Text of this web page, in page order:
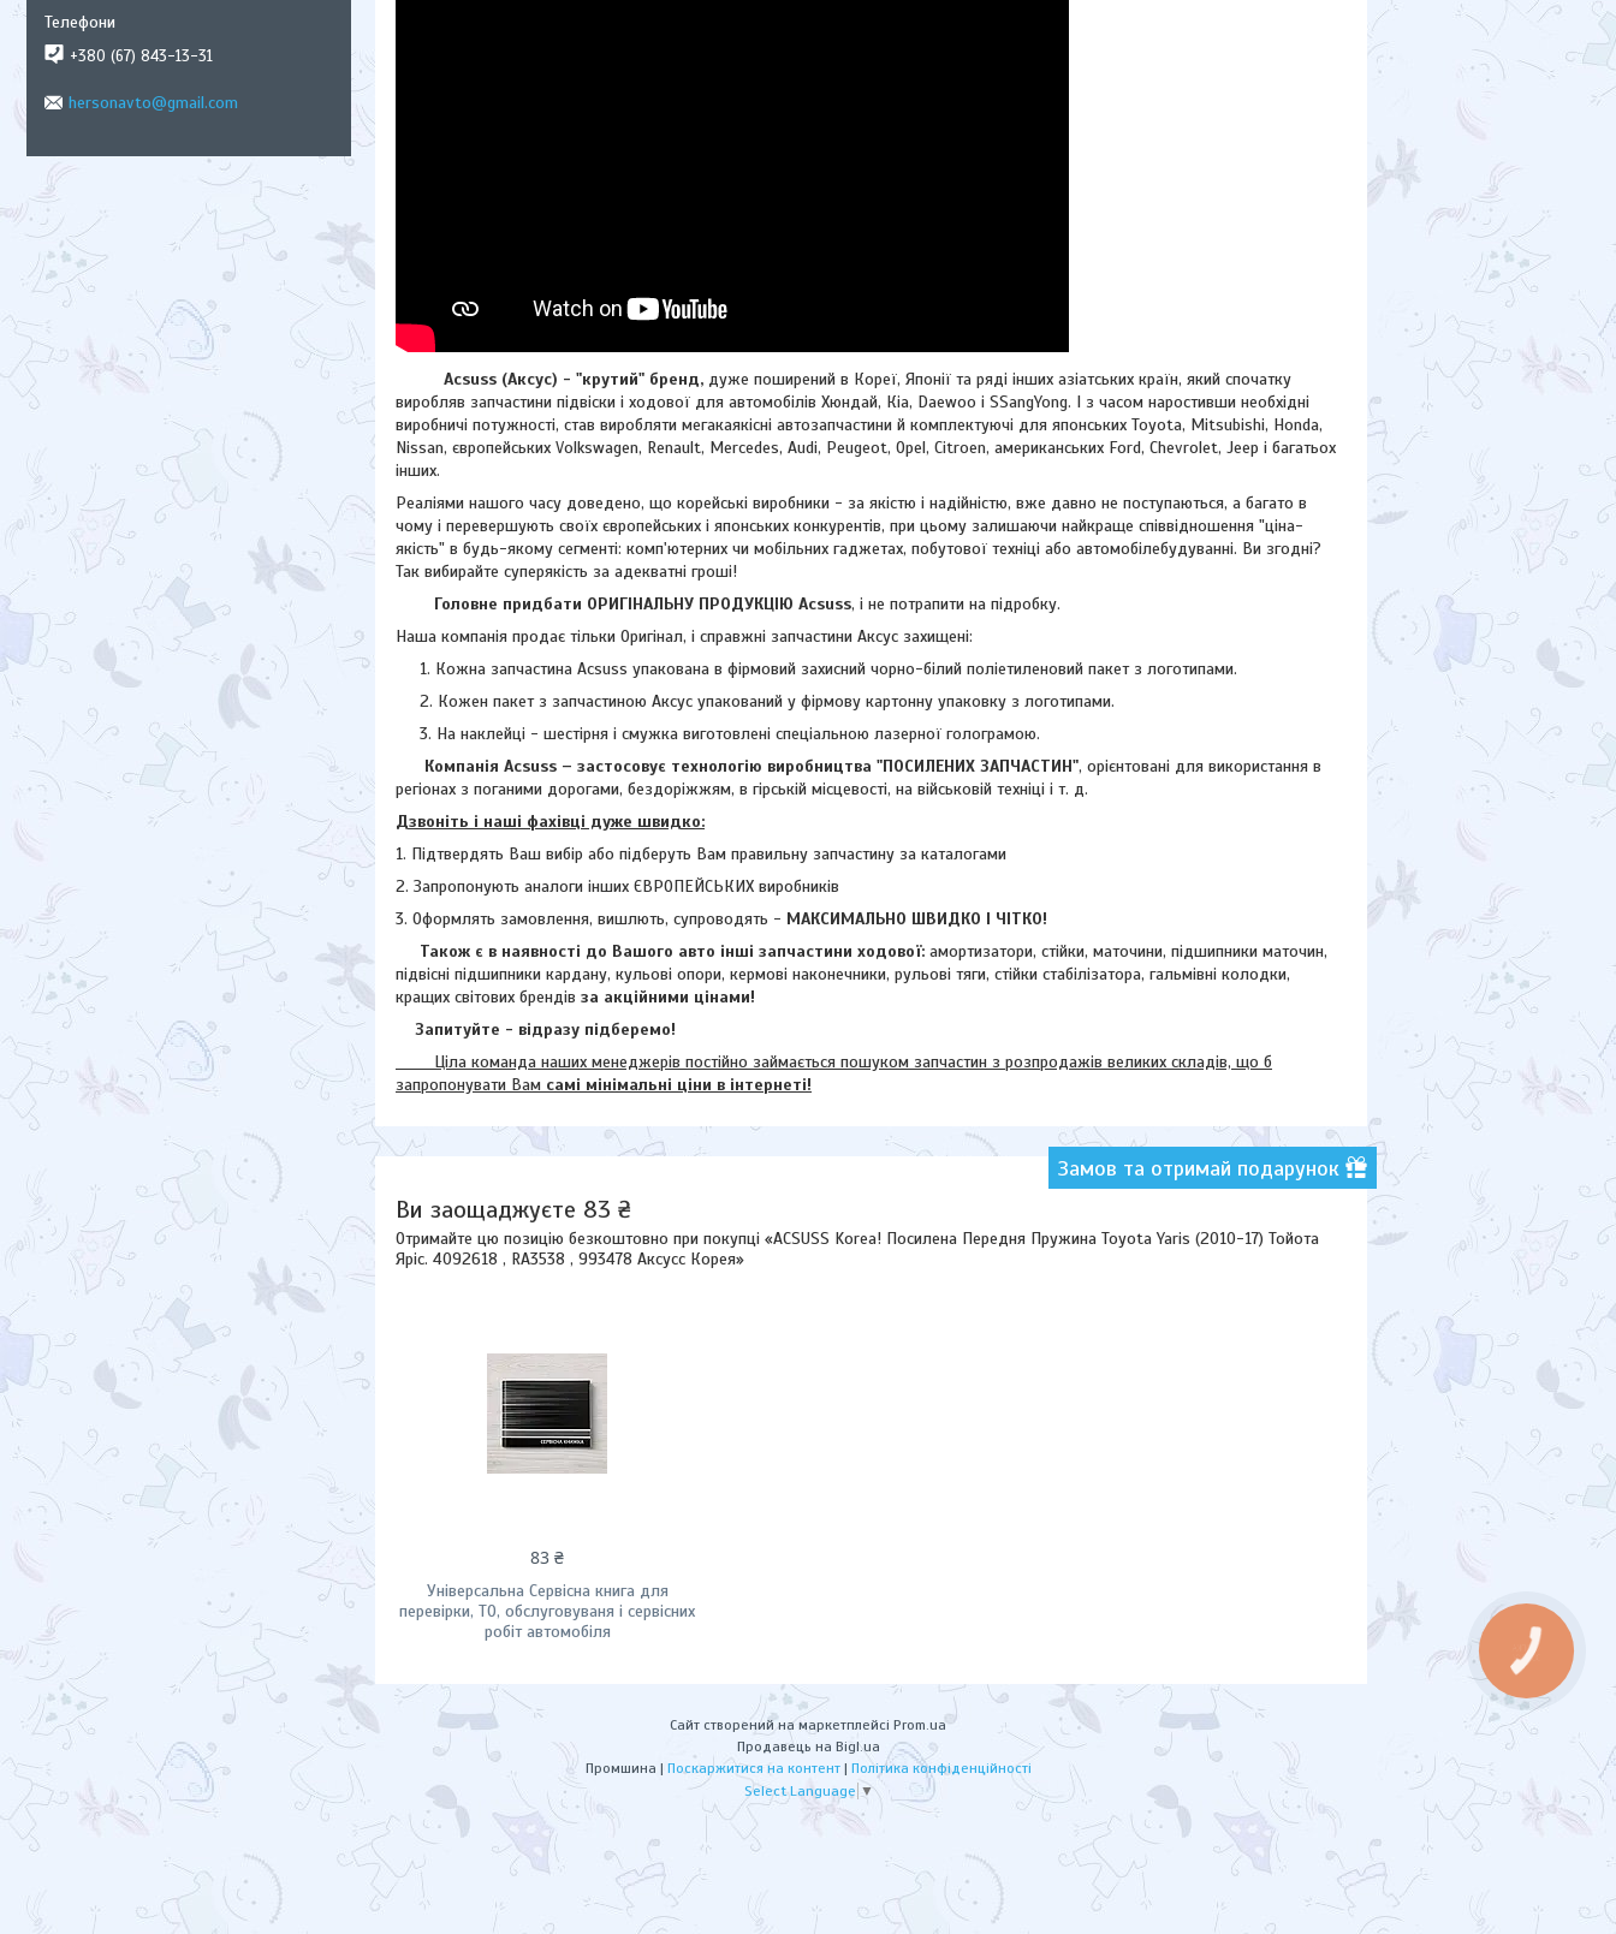
Acsuss (Аксус) - "крутий" бренд, дуже поширений в Кореї, Японії та ряді інших азіатських країн, який спочатку
виробляв запчастини підвіски і ходової для автомобілів Хюндай, Кіа, Daewoo і SSangYong. І з часом наростивши необхідні
виробничі потужності, став виробляти мегакаякісні автозапчастини й комплектуючі для японських Toyota, Mitsubishi, Honda,
Nissan, європейських Volkswagen, Renault, Mercedes, Audi, Peugeot, Opel, Citroen, американських Ford, Chevrolet, Jeep і багатьох
інших.
Реаліями нашого часу доведено, що корейські виробники - за якістю і надійністю, вже давно не поступаються, а багато в
чому і перевершують своїх європейських і японських конкурентів, при цьому залишаючи найкраще співвідношення "ціна-
якість" в будь-якому сегменті: комп'ютерних чи мобільних гаджетах, побутової техніці або автомобілебудуванні. Ви згодні?
Так вибирайте суперякість за адекватні гроші!
Головне придбати ОРИГІНАЛЬНУ ПРОДУКЦІЮ Acsuss, і не потрапити на підробку.
Наша компанія продає тільки Оригінал, і справжні запчастини Аксус захищені:
Кожна запчастина Acsuss упакована в фірмовий захисний чорно-білий поліетиленовий пакет з логотипами.
Кожен пакет з запчастиною Аксус упакований у фірмову картонну упаковку з логотипами.
На наклейці - шестірня і смужка виготовлені спеціальною лазерної голограмою.
Компанія Acsuss – застосовує технологію виробництва "ПОСИЛЕНИХ ЗАПЧАСТИН", орієнтовані для використання в
регіонах з поганими дорогами, бездоріжжям, в гірській місцевості, на військовій техніці і т. д.
Дзвоніть і наші фахівці дуже швидко:
1. Підтвердять Ваш вибір або підберуть Вам правильну запчастину за каталогами
2. Запропонують аналоги інших ЄВРОПЕЙСЬКИХ виробників
3. Оформлять замовлення, вишлють, супроводять - МАКСИМАЛЬНО ШВИДКО І ЧІТКО!
Також є в наявності до Вашого авто інші запчастини ходової: амортизатори, стійки, маточини, підшипники маточин,
підвісні підшипники кардану, кульові опори, кермові наконечники, рульові тяги, стійки стабілізатора, гальмівні колодки,
кращих світових брендів за акційними цінами!
Запитуйте - відразу підберемо!
Ціла команда наших менеджерів постійно займається пошуком запчастин з розпродажів великих складів, що б
запропонувати Вам самі мінімальні ціни в інтернеті!
Замов та отримай подарунок
Ви заощаджуєте 83 ₴
Отримайте цю позицію безкоштовно при покупці «ACSUSS Korea! Посилена Передня Пружина Toyota Yaris (2010-17) Тойота
Яріс. 4092618 , RA3538 , 993478 Аксусс Корея»
83 ₴
Універсальна Сервісна книга для
перевірки, ТО, обслуговуваня і сервісних
робіт автомобіля
+380 (67) 843-13-31
hersonavto@gmail.com
Сайт створений на маркетплейсі Prom.ua
Продавець на Bigl.ua
Промшина | Поскаржитися на контент | Політика конфіденційності
Select Language ▼